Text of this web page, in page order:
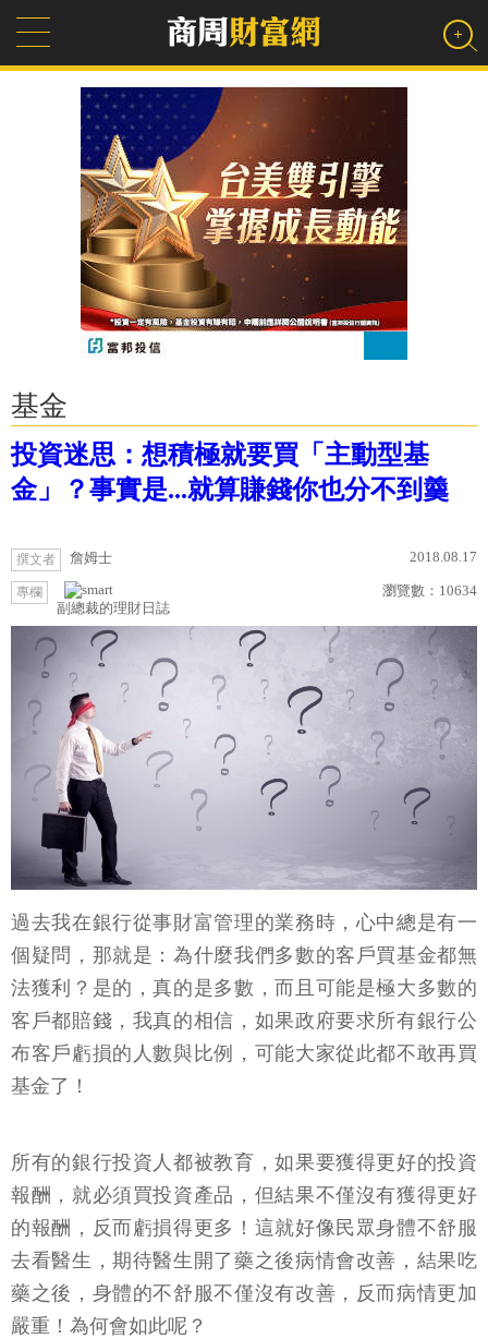
基金
投資迷思：想積極就要買「主動型基
金」？事實是...就算賺錢你也分不到羹
撰文者 詹姆士 2018.08.17
專欄
副總裁的理財日誌
瀏覽數： 10634
過去我在銀行從事財富管理的業務時，心中總是有一
個疑問，那就是：為什麼我們多數的客戶買基金都無
法獲利？是的，真的是多數，而且可能是極大多數的
客戶都賠錢，我真的相信，如果政府要求所有銀行公
布客戶虧損的人數與比例，可能大家從此都不敢再買
基金了！
所有的銀行投資人都被教育，如果要獲得更好的投資
報酬，就必須買投資產品，但結果不僅沒有獲得更好
的報酬，反而虧損得更多！這就好像民眾身體不舒服
去看醫生，期待醫生開了藥之後病情會改善，結果吃
藥之後，身體的不舒服不僅沒有改善，反而病情更加
嚴重！為何會如此呢？